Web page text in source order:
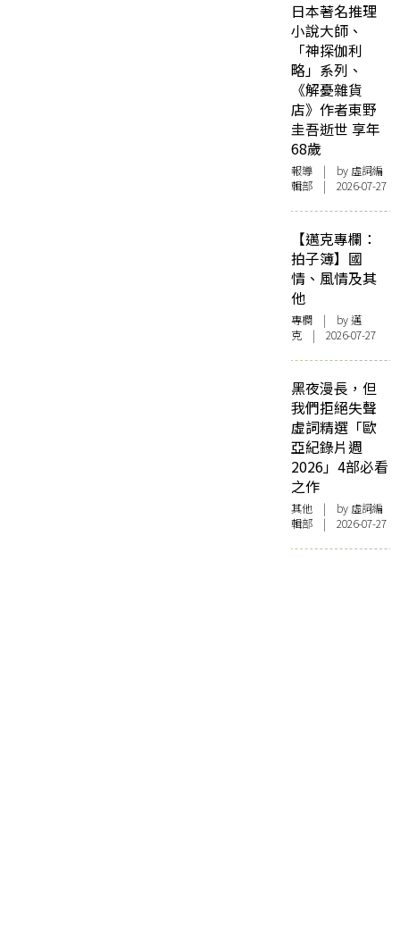
日本著名推理
小說大師、
「神探伽利
略」系列、
《解憂雜貨
店》作者東野
圭吾逝世 享年
68歲
報導 | by 虛詞編
輯部 | 2026-07-27
【邁克專欄：
拍子簿】國
情、風情及其
他
專欄 | by邁
克 | 2026-07-27
黑夜漫長，但
我們拒絕失聲
虛詞精選「歐
亞紀錄片週
2026」4部必看
之作
其他 | by 虛詞編
輯部 | 2026-07-27